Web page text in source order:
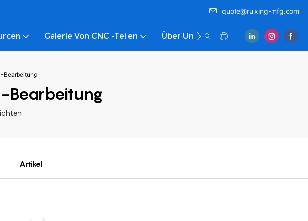
quote@ruixing-mfg.com
Galerie Von CNC -Teilen Über Uns Kontaktieren Sie Uns
Bearbeitung
Bearbeitung
Artikel